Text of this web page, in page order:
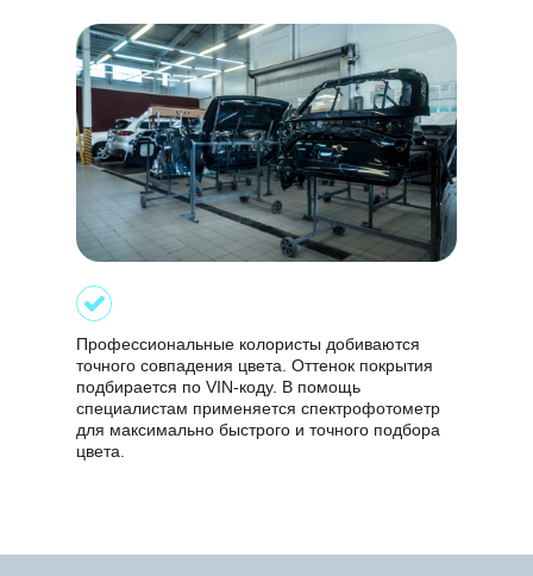
Профессиональные колористы добиваются
точного совпадения цвета. Оттенок покрытия
подбирается по VIN-коду. В помощь
специалистам применяется спектрофотометр
для максимально быстрого и точного подбора
цвета.